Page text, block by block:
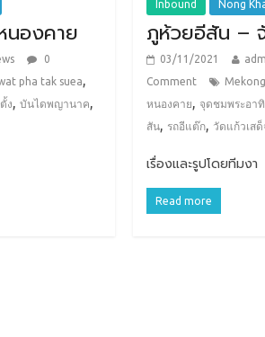
นองคาย
0
pha tak suea,
ง, บันไดพญานาค,
Inbound Nong
ภูห้วยอีสัน –
03/11/2021
Comment
หนองคาย, จุดชมพระอา
สัน, รถอีแต๊ก, วัดแก้วเส
เรื่องและรูปโดยทีมงา
Read more